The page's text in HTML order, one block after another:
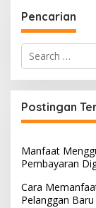
Pencarian
Search
for:
Postingan
Manfaat
Pembayaran
Cara
Pelanggan